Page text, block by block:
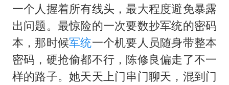
一个人握着所有线头，最大程度避免暴露
出问题。最惊险的一次要数抄军统的密码
本，那时候军统一个机要人员随身带整本
密码，硬抢偷都不行，陈修良偏走了不一
样的路子。她天天上门串门聊天，混到门